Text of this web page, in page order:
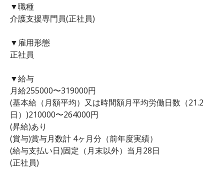
▼職種
介護支援専門員(正社員)
▼雇用形態
正社員
▼給与
月給255000〜319000円
(基本給（月額平均）又は時間額月平均労働日数（21.2
日）)210000〜264000円
(昇給)あり
(賞与)賞与月数計 4ヶ月分（前年度実績）
(給与支払い日)固定（月末以外）当月28日
(正社員)